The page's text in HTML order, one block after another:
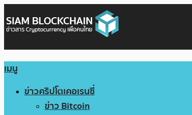
เมนู
ข่าวคริปโตเคอเรนซี่
ข่าว Bitcoin